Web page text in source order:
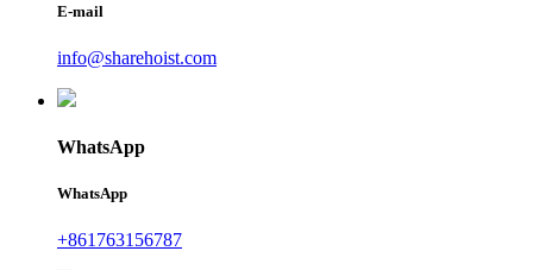
E-mail
info@sharehoist.com
WhatsApp
WhatsApp
+861763156787